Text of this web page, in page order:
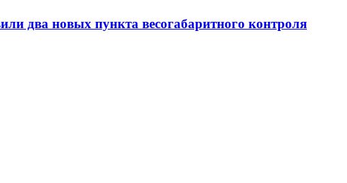
два новых пункта весогабаритного контроля